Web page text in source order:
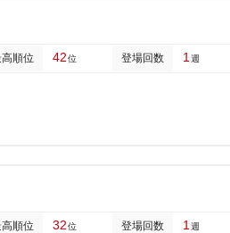
順位 42位 登場回数 1 週
順位 32位 登場回数 1 週